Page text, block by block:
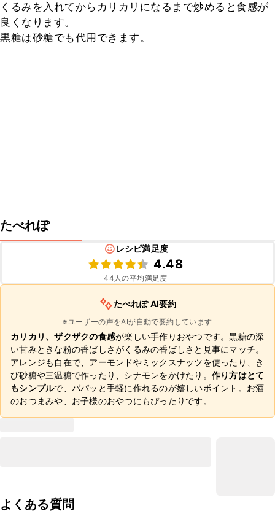
くるみを入れてからカリカリになるまで炒めると食感が
良くなります。
黒糖は砂糖でも代用できます。
たべれぽ
レシピ満足度
4.48
44 人の平均満足度
たべれぽ AI要約
※ユーザーの声をAIが自動で要約しています
カリカリ、ザクザクの食感が楽しい手作りおやつです。黒糖の深
い甘みときな粉の香ばしさがくるみの香ばしさと見事にマッチ。
アレンジも自在で、アーモンドやミックスナッツを使ったり、き
び砂糖や三温糖で作ったり、シナモンをかけたり。 作り方はとて
もシンプルで、パパッと手軽に作れるのが嬉しいポイント。お酒
のおつまみや、お子様のおやつにもぴったりです。
よくある質問